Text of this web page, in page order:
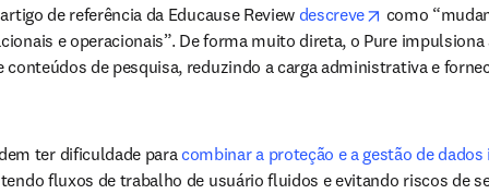
de referência da Educause Review descreve opens in new
como
e operacionais”. De forma muito direta, o Pure
de pesquisa, reduzindo a carga administrativa e
ter dificuldade para combinar a proteção e a gestão de
fluxos de trabalho de usuário fluidos e evitando riscos de